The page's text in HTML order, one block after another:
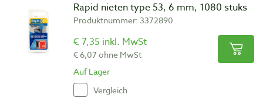
Rapid nieten type 53, 6 mm, 1080 stuks
Produktnummer: 3372890
€ 7,35 inkl. MwSt
€ 6,07 ohne MwSt
Auf Lager
Vergleich